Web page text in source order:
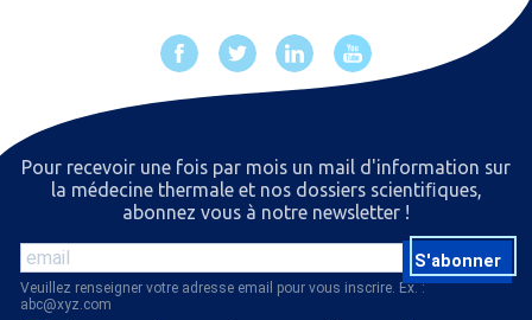
Pour recevoir une fois par mois un mail d'information sur
la médecine thermale et nos dossiers scientiﬁques,
abonnez vous à notre newsletter !
S'abonner
Veuillez renseigner votre adresse email pour vous inscrire. Ex. :
abc@xyz.com